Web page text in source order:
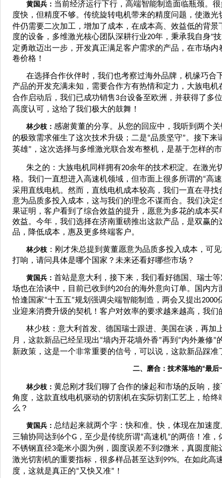
黄国兵： 当前经济运行下行，高端智能制造面临瓶颈。
度快，但精度不够。传统旋转电机带来的精度问题，使激光
件仍需要二次加工，增加了成本，在成本高、效益低的背
度的设备，多维激光核心团队深耕行业20年，秉承我自身"
定勇敢迈出一步，开发真正满足客户需求的产品，在市场
卷价格！
在选择合作伙伴时，我们也考察过海外品牌，机缘巧合
产品的开发充满未知，需要合作方有热情和定力，大族电
合作启动后，我们已成功销售3台设备至欧洲，并获得了多
高度认可，这给了我们极大的鼓舞！
林少枝： 感谢黄董的分享。从您的回应中，我听到两个
的极致需求催生了这次技术升级；二是“品质坚守”。接下来
英雄” ，这次选择与多维激光联合发布整机，是基于怎样的
朱之的：大族电机同样拥有20余年的技术积淀。在激光
格。我们一直想进入高速机领域，但市面上很多所谓的“高
采用直线电机。然而，直线电机成本较高，我们一直在寻
意为品质多投入成本，这与我们的理念不谋而合。我们决
果证明，客户看到了综合效益的提升，愿意为多花的成本
效益。今年，我们选择在济南重磅推出这款产品，是双赢
品，降低成本，惠及更多终端客户。
林少枝 ：刚才朱总提到黄董愿意为品质多投入成本，可
打响，请问具体是哪个国家？未来还看好哪些市场？
黄国兵： 首站是意大利，接下来，我们看好德国、瑞士
场也在洽谈中，目前已收到约20台的海外意向订单。国内方
恰逢国家“十五五”规划强调尖端智能制造，两会又提出2000
业迎来消费升级的契机！客户对效率的要求越来越高，我
林少枝：意大利首发、德国瑞士跟进、美国在谈，再加
月，这款新品已经呈现出“墙内开花墙外香”再到 “内外兼修”
新政策，这是一个非常重要的信号，可以说，这款新品踩
二、磨合：技术落地的“最后
林少枝： 黄总刚才我们聊了合作的缘起和市场的反响，
角度，这款直线电机驱动的切割机在实际切割工艺上，给
么？
黄国兵： 总结起来就两个字：快和准。快，体现在加速度
三轴协同达到 6个G ，至少是传统所谓“高速机”的两倍！准，
不锈钢直径3毫米小圆为例，圆度误差不到 2微米，真圆度能
激光切割机的重要指标，很多样品甚至达到 99%。在如此高
度，这就是真正的“又快又准” ！